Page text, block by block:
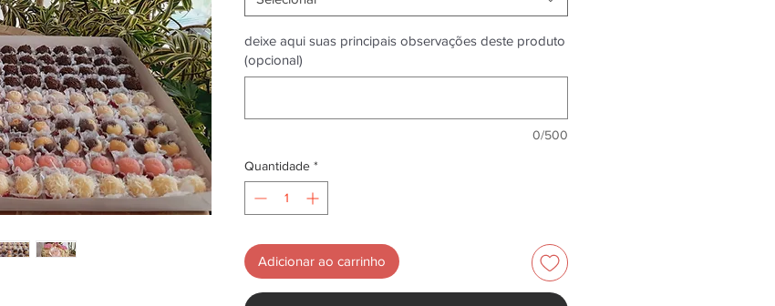
deixe aqui suas principais observações deste produto
(opcional)
0/500
Quantidade *
Adicionar ao carrinho